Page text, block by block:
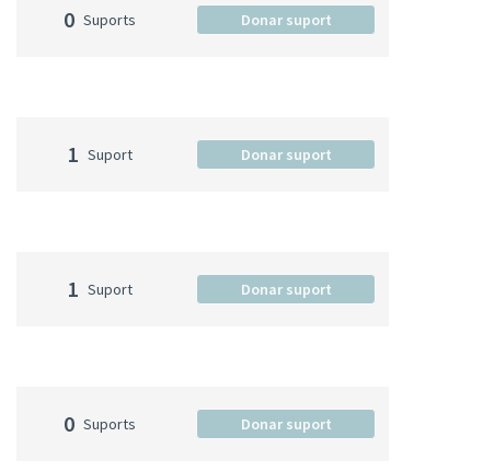
0 Suports Donar suport
1 Suport Donar suport
1 Suport Donar suport
0 Suports Donar suport